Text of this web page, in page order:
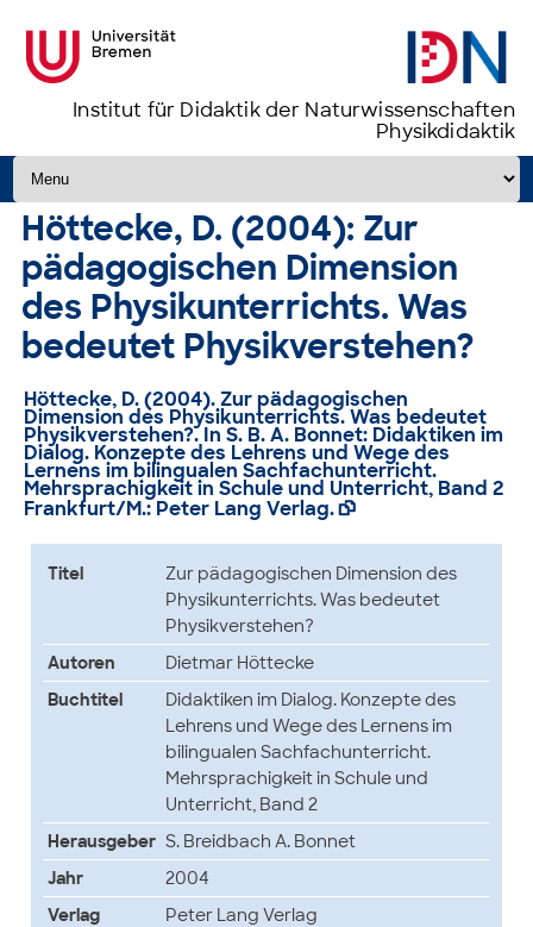
Institut für Didaktik der Naturwissenschaften
Physikdidaktik
Zum Inhalt springen
Höttecke, D. (2004): Zur
pädagogischen Dimension
des Physikunterrichts. Was
bedeutet Physikverstehen?
Höttecke, D. (2004). Zur pädagogischen
Dimension des Physikunterrichts. Was bedeutet
Physikverstehen?. In S. B. A. Bonnet: Didaktiken im
Dialog. Konzepte des Lehrens und Wege des
Lernens im bilingualen Sachfachunterricht.
Mehrsprachigkeit in Schule und Unterricht, Band 2
Frankfurt/M.: Peter Lang Verlag. 
Titel
Zur pädagogischen Dimension des
Physikunterrichts. Was bedeutet
Physikverstehen?
Autoren
Dietmar Höttecke
Buchtitel
Didaktiken im Dialog. Konzepte des
Lehrens und Wege des Lernens im
bilingualen Sachfachunterricht.
Mehrsprachigkeit in Schule und
Unterricht, Band 2
Herausgeber S. Breidbach A. Bonnet
Jahr
2004
Verlag
Peter Lang Verlag